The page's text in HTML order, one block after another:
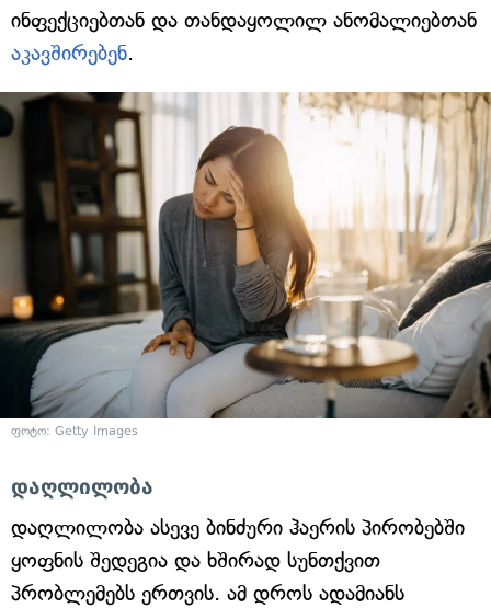
ინფექციებთან და თანდაყოლილ ანომალიებთან
აკავშირებენ.
ფოტო: Getty Images
დაღლილობა
დაღლილობა ასევე ბინძური ჰაერის პირობებში
ყოფნის შედეგია და ხშირად სუნთქვით
პრობლემებს ერთვის. ამ დროს ადამიანს